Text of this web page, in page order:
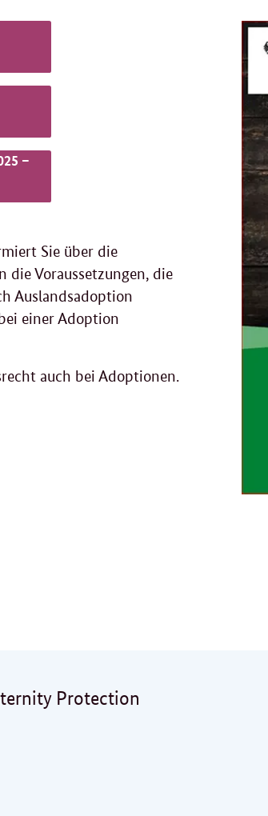
–
Sie über die
die Voraussetzungen, die
Auslandsadoption
einer Adoption
auch bei Adoptionen.
Protection